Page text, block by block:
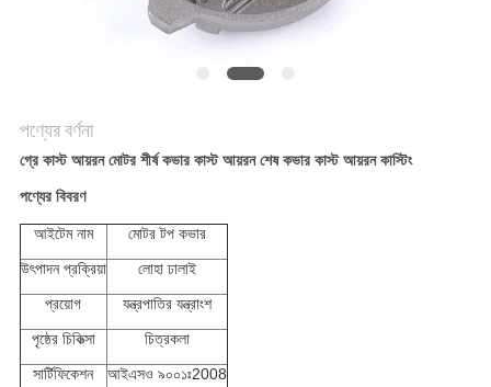
পণ্যের বর্ণনা
গ্রে কাস্ট আয়রন মোটর শীর্ষ কভার কাস্ট আয়রন শেষ কভার কাস্ট আয়রন কাস্টিং
পণ্যের বিবরণ
আইটেম নাম
মোটর টপ কভার
উৎপাদন প্রক্রিয়া
লোহা ঢালাই
প্রয়োগ
যন্ত্রপাতির যন্ত্রাংশ
পৃষ্ঠের চিকিত্সা
চিত্রকলা
সার্টিফিকেশন
আইএসও ৯০০১ঃ2008